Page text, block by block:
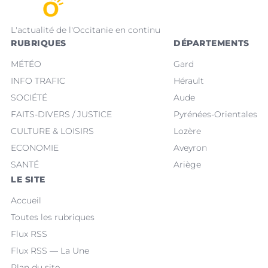
L'actualité de l'Occitanie en continu
RUBRIQUES
MÉTÉO
INFO TRAFIC
SOCIÉTÉ
FAITS-DIVERS / JUSTICE
CULTURE & LOISIRS
ECONOMIE
SANTÉ
DÉPARTEMENTS
Gard
Hérault
Aude
Pyrénées-Orientales
Lozère
Aveyron
Ariège
LE SITE
Accueil
Toutes les rubriques
Flux RSS
Flux RSS — La Une